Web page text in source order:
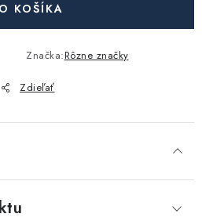
údajov
náradia
Moja objednávka
KOŠÍKA
Značka:Rôzne značky
Zdieľať